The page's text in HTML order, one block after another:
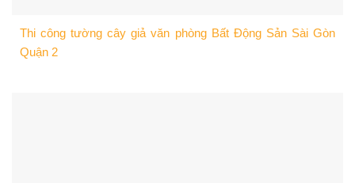
Thi công tường cây giả văn phòng Bất Động Sản Sài Gòn
Quận 2